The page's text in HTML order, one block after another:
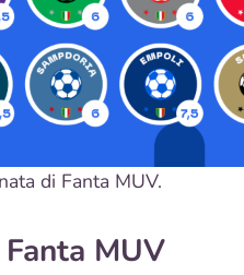
di Fanta MUV.
MUV